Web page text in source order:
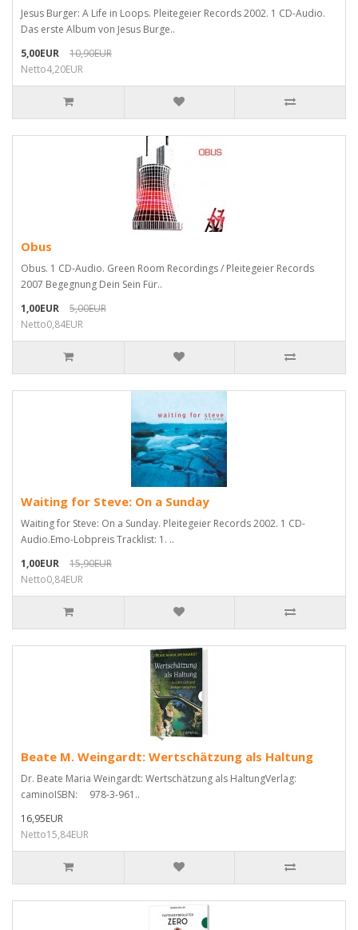
Jesus Burger: A Life in Loops. Pleitegeier Records 2002. 1 CD-Audio.
Das erste Album von Jesus Burge..
5,00EUR
10,90EUR
Netto4,20EUR
Obus
Obus. 1 CD-Audio. Green Room Recordings / Pleitegeier Records
2007 Begegnung Dein Sein Für..
1,00EUR
5,00EUR
Netto0,84EUR
Waiting for Steve: On a Sunday
Waiting for Steve: On a Sunday. Pleitegeier Records 2002. 1 CD-
Audio.Emo-Lobpreis Tracklist: 1. ..
1,00EUR
15,90EUR
Netto0,84EUR
Beate M. Weingardt: Wertschätzung als Haltung
Dr. Beate Maria Weingardt: Wertschätzung als HaltungVerlag:
caminoISBN: 978-3-961..
16,95EUR
Netto15,84EUR